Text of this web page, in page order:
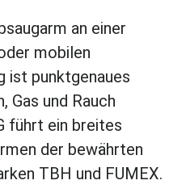
an einer
mobilen
ist punktgenaues
Gas und Rauch
führt ein breites
der bewährten
TBH und FUMEX.